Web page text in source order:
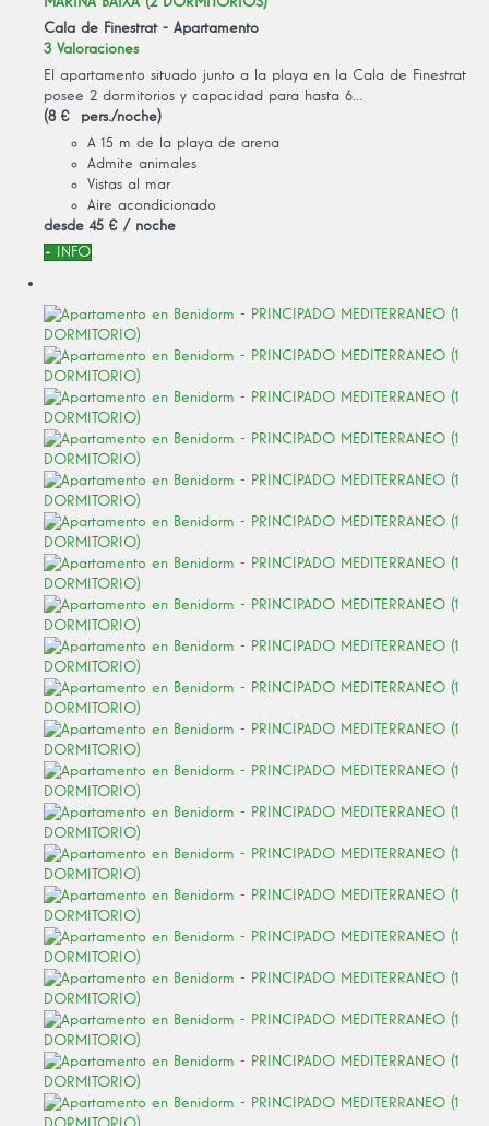
Cala de Finestrat - Apartamento
3 Valoraciones
El apartamento situado junto a la playa en la Cala de Finestrat
posee 2 dormitorios y capacidad para hasta 6...
(8 € pers./noche)
A 15 m de la playa de arena
Admite animales
Vistas al mar
Aire acondicionado
desde 45 € / noche
+ INFO